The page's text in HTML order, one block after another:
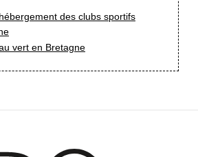
des clubs sportifs
vert en Bretagne